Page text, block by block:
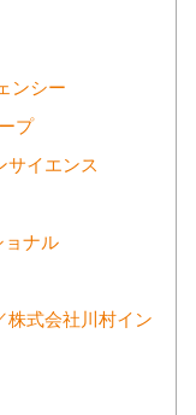
ンシー
プ
サイエンス
ョナル
株式会社川村イン